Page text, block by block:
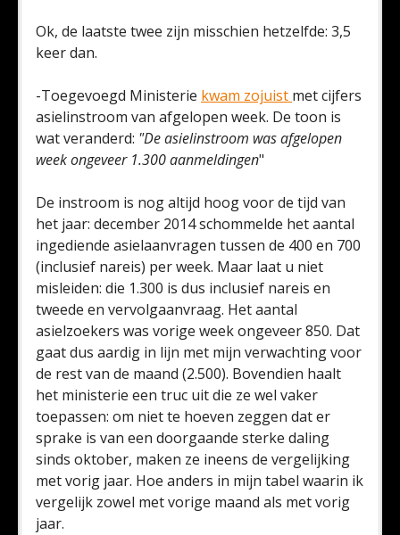
Ok, de laatste twee zijn misschien hetzelfde: 3,5
keer dan.
-Toegevoegd Ministerie kwam zojuist met cijfers
asielinstroom van afgelopen week. De toon is
wat veranderd: "De asielinstroom was afgelopen
week ongeveer 1.300 aanmeldingen"
De instroom is nog altijd hoog voor de tijd van
het jaar: december 2014 schommelde het aantal
ingediende asielaanvragen tussen de 400 en 700
(inclusief nareis) per week. Maar laat u niet
misleiden: die 1.300 is dus inclusief nareis en
tweede en vervolgaanvraag. Het aantal
asielzoekers was vorige week ongeveer 850. Dat
gaat dus aardig in lijn met mijn verwachting voor
de rest van de maand (2.500). Bovendien haalt
het ministerie een truc uit die ze wel vaker
toepassen: om niet te hoeven zeggen dat er
sprake is van een doorgaande sterke daling
sinds oktober, maken ze ineens de vergelijking
met vorig jaar. Hoe anders in mijn tabel waarin ik
vergelijk zowel met vorige maand als met vorig
jaar.